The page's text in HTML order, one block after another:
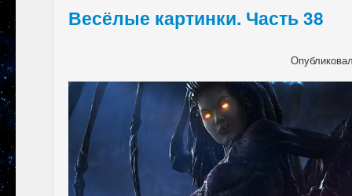
Весёлые картинки. Часть 38